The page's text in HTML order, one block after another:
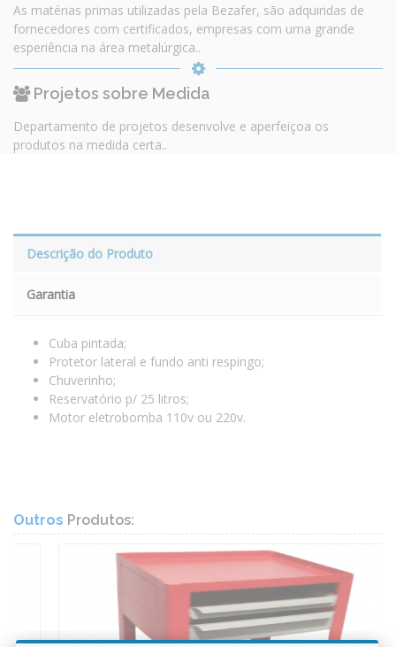
As matérias primas utilizadas pela Bezafer, são adquiridas de
fornecedores com certificados, empresas com uma grande
esperiência na área metalúrgica..
Projetos sobre Medida
Departamento de projetos desenvolve e aperfeiçoa os
produtos na medida certa..
Descrição do Produto
Garantia
Cuba pintada;
Protetor lateral e fundo anti respingo;
Chuverinho;
Reservatório p/ 25 litros;
Motor eletrobomba 110v ou 220v.
Outros Produtos: